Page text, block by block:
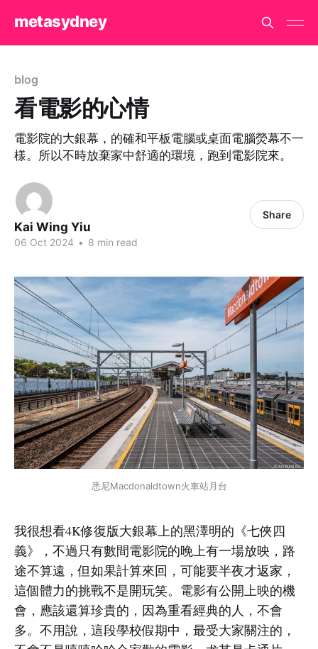
metasydney
blog
看電影的心情
電影院的大銀幕，的確和平板電腦或桌面電腦熒幕不一
樣。所以不時放棄家中舒適的環境，跑到電影院來。
Kai Wing Yiu
06 Oct 2024 • 8 min read
Share
悉尼Macdonaldtown火車站月台
我很想看4K修復版大銀幕上的黑澤明的《七俠四
義》，不過只有數間電影院的晚上有一場放映，路
途不算遠，但如果計算來回，可能要半夜才返家，
這個體力的挑戰不是開玩笑。電影有公開上映的機
會，應該還算珍貴的，因為重看經典的人，不會
多。不用說，這段學校假期中，最受大家關注的，